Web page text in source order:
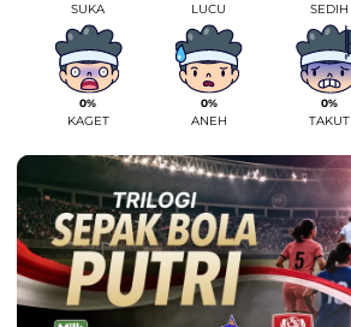
SUKA LUCU SEDIH
0%
KAGET
0%
ANEH
0%
TAKUT